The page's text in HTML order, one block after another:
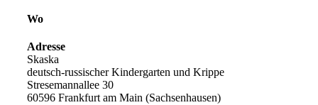
Wo
Adresse
Skaska
deutsch-russischer Kindergarten und Krippe
Stresemannallee 30
60596 Frankfurt am Main (Sachsenhausen)